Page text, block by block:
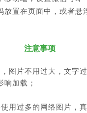
放置在页面中，或者悬
注意事项
图片不用过大，文字
响加载；
用过多的网络图片，